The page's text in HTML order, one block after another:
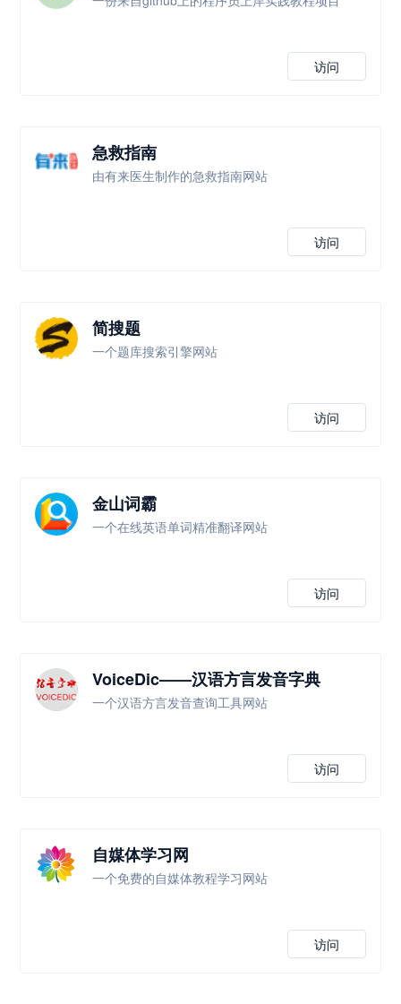
访问
急救指南
由有来医生制作的急救指南网站
访问
简搜题
一个题库搜索引擎网站
访问
金山词霸
一个在线英语单词精准翻译网站
访问
VoiceDic——汉语方言发音字典
一个汉语方言发音查询工具网站
访问
自媒体学习网
一个免费的自媒体教程学习网站
访问